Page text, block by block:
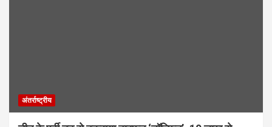
अंतर्राष्ट्रीय